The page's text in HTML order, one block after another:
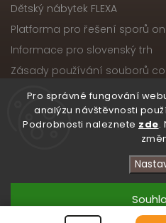
Pro správné fungování
analýzu návštěvnosti
Podrobnosti naleznete zde.
Dětský nábytek FLEXA
Platforma pro řešení sporů
Informace pro slovenský trh
Zásady používání souborů
Copyright 2026Nábytek
Upravit